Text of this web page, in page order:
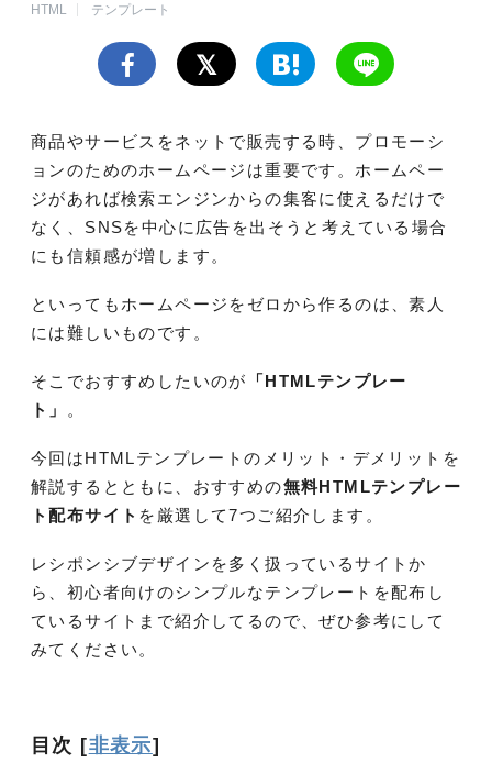
HTML
テンプレート
商品やサービスをネットで販売する時、プロモーシ
ョンのためのホームページは重要です。ホームペー
ジがあれば検索エンジンからの集客に使えるだけで
なく、SNSを中心に広告を出そうと考えている場合
にも信頼感が増します。
といってもホームページをゼロから作るのは、素人
には難しいものです。
そこでおすすめしたいのが
「HTMLテンプレー
ト」
。
今回はHTMLテンプレートのメリット・デメリットを
解説するとともに、おすすめの無料HTMLテンプレー
ト配布サイト を厳選して7つご紹介します。
レシポンシブデザインを多く扱っているサイトか
ら、初心者向けのシンプルなテンプレートを配布し
ているサイトまで紹介してるので、ぜひ参考にして
みてください。
目次 [非表示]